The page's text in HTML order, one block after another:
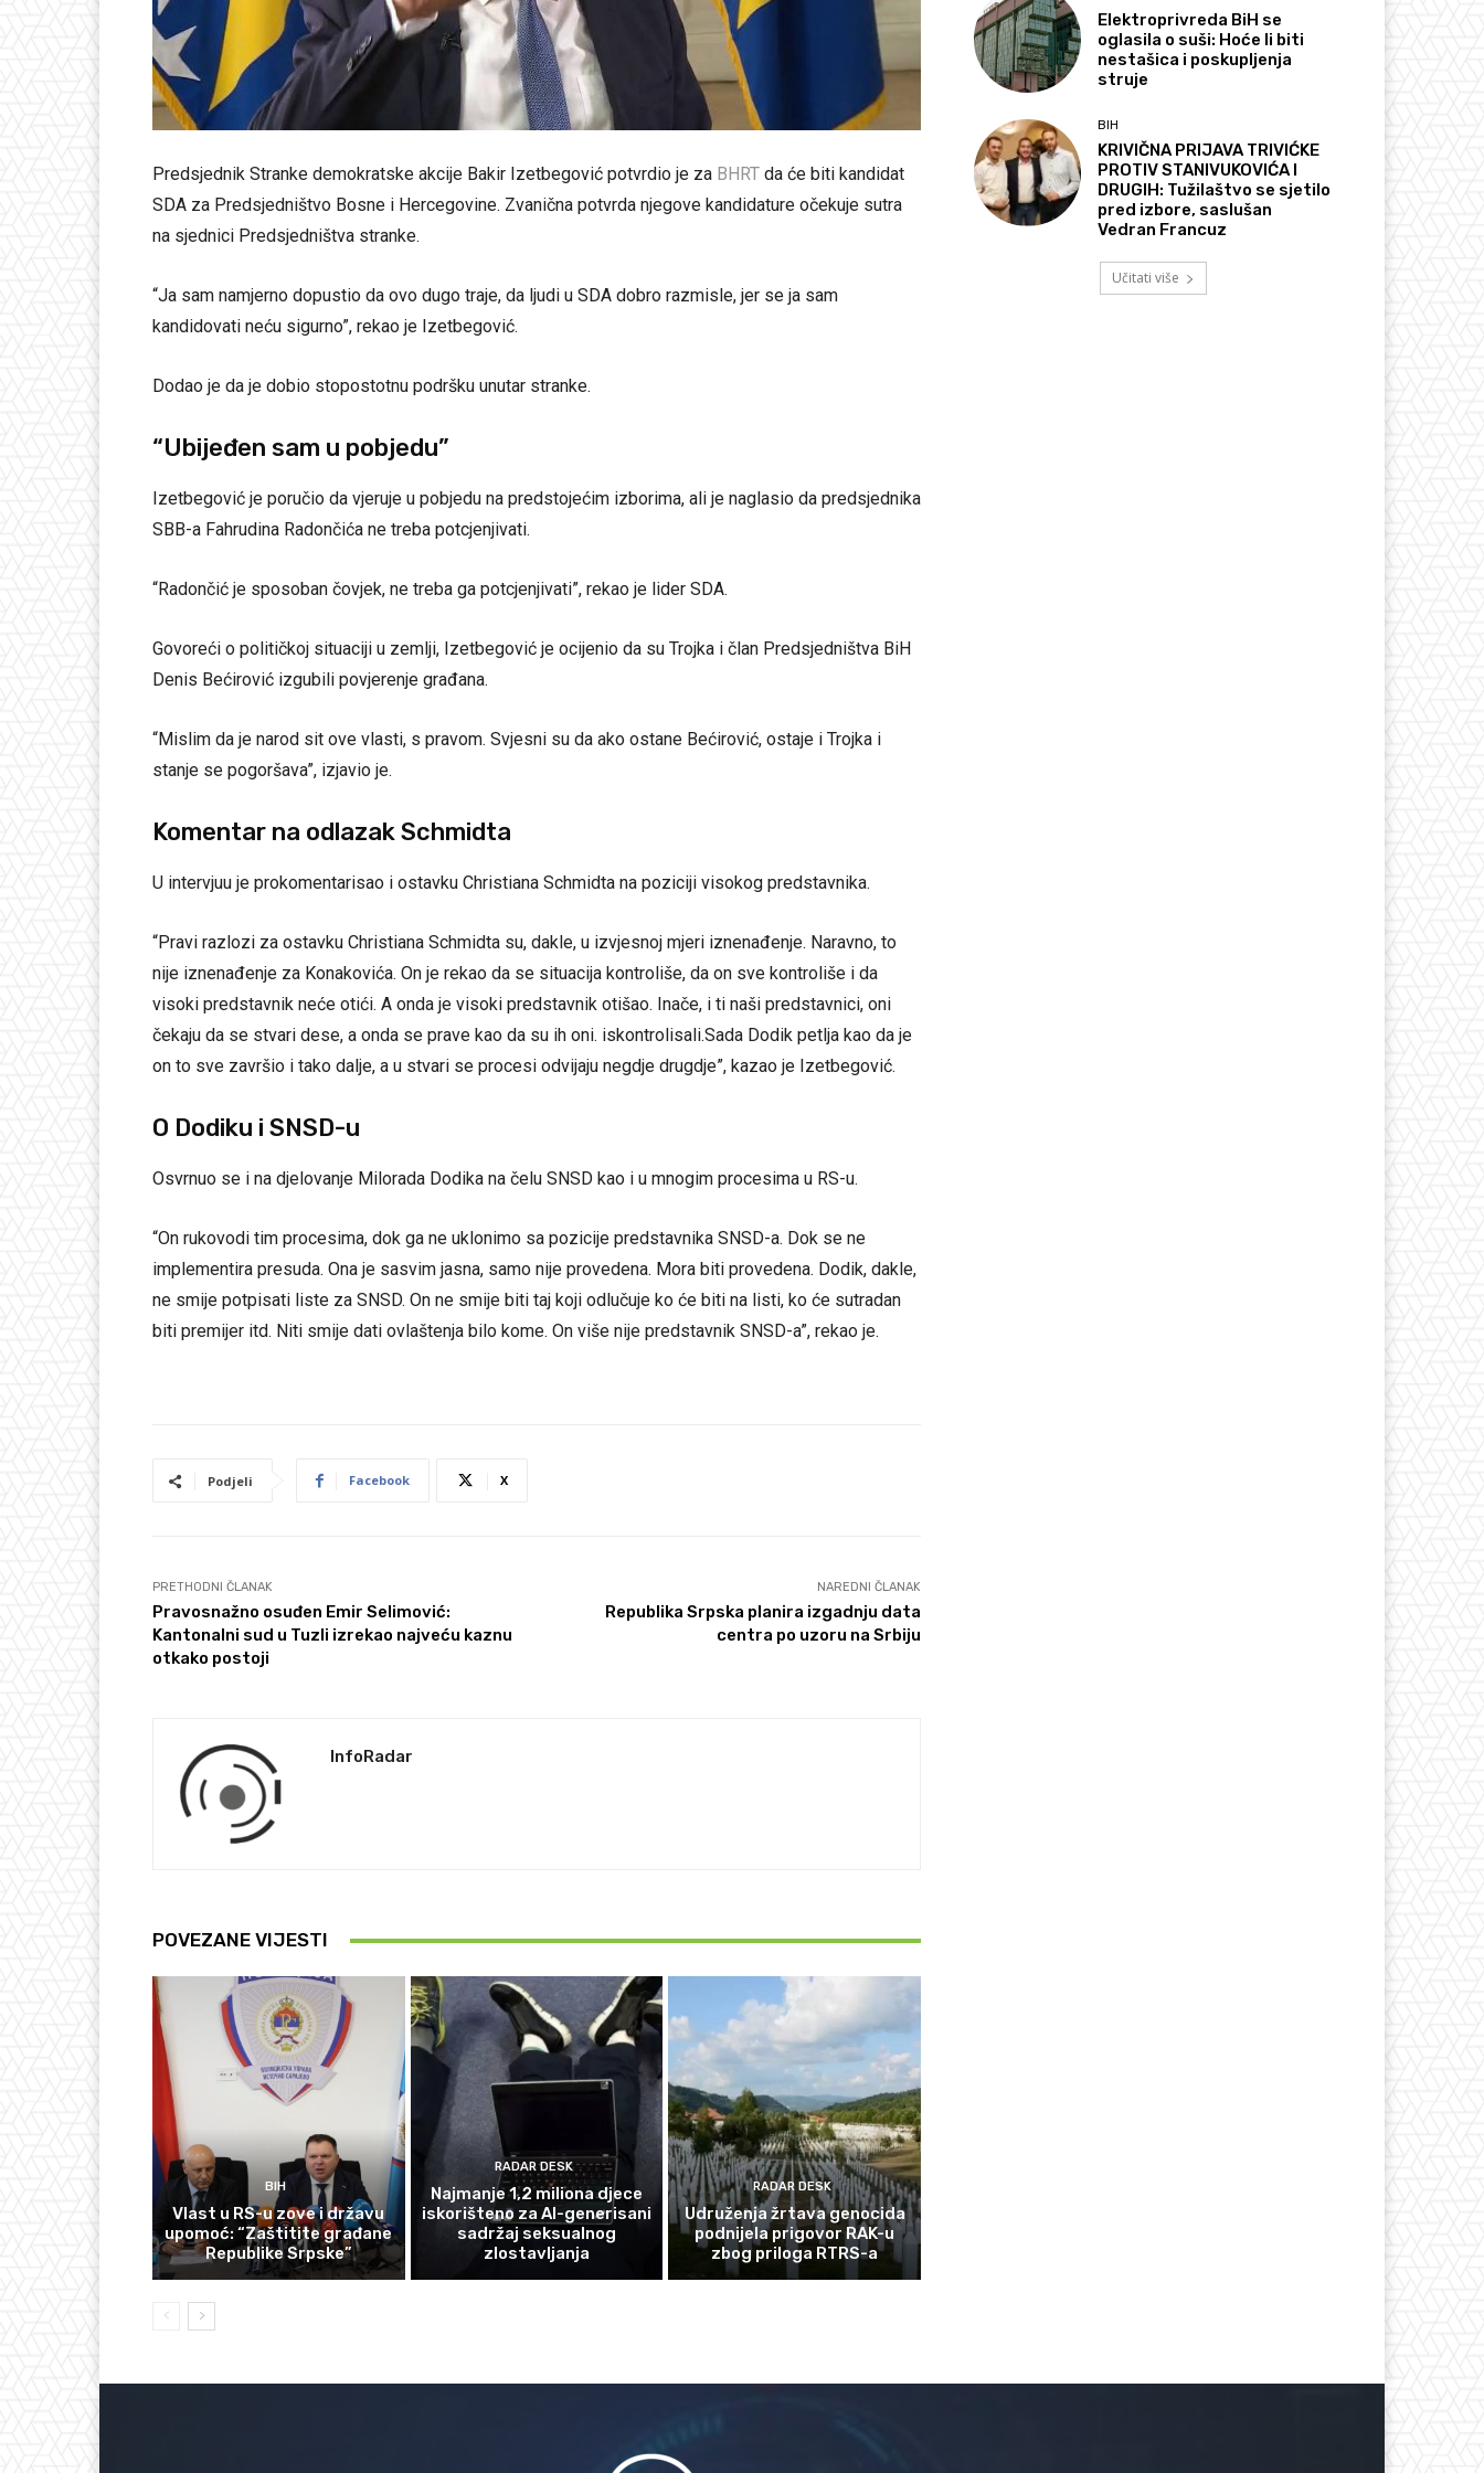
Predsjednik Stranke demokratske akcije Bakir Izetbegović potvrdio je za BHRT da će biti kandidat
SDA za Predsjedništvo Bosne i Hercegovine. Zvanična potvrda njegove kandidature očekuje sutra
na sjednici Predsjedništva stranke.
“Ja sam namjerno dopustio da ovo dugo traje, da ljudi u SDA dobro razmisle, jer se ja sam
kandidovati neću sigurno”, rekao je Izetbegović.
Dodao je da je dobio stopostotnu podršku unutar stranke.
“Ubijeđen sam u pobjedu”
Izetbegović je poručio da vjeruje u pobjedu na predstojećim izborima, ali je naglasio da predsjednika
SBB-a Fahrudina Radončića ne treba potcjenjivati.
“Radončić je sposoban čovjek, ne treba ga potcjenjivati”, rekao je lider SDA.
Govoreći o političkoj situaciji u zemlji, Izetbegović je ocijenio da su Trojka i član Predsjedništva BiH
Denis Bećirović izgubili povjerenje građana.
“Mislim da je narod sit ove vlasti, s pravom. Svjesni su da ako ostane Bećirović, ostaje i Trojka i
stanje se pogoršava”, izjavio je.
Komentar na odlazak Schmidta
U intervjuu je prokomentarisao i ostavku Christiana Schmidta na poziciji visokog predstavnika.
“Pravi razlozi za ostavku Christiana Schmidta su, dakle, u izvjesnoj mjeri iznenađenje. Naravno, to
nije iznenađenje za Konakovića. On je rekao da se situacija kontroliše, da on sve kontroliše i da
visoki predstavnik neće otići. A onda je visoki predstavnik otišao. Inače, i ti naši predstavnici, oni
čekaju da se stvari dese, a onda se prave kao da su ih oni. iskontrolisali.Sada Dodik petlja kao da je
on to sve završio i tako dalje, a u stvari se procesi odvijaju negdje drugdje”, kazao je Izetbegović.
O Dodiku i SNSD-u
Osvrnuo se i na djelovanje Milorada Dodika na čelu SNSD kao i u mnogim procesima u RS-u.
“On rukovodi tim procesima, dok ga ne uklonimo sa pozicije predstavnika SNSD-a. Dok se ne
implementira presuda. Ona je sasvim jasna, samo nije provedena. Mora biti provedena. Dodik, dakle,
ne smije potpisati liste za SNSD. On ne smije biti taj koji odlučuje ko će biti na listi, ko će sutradan
biti premijer itd. Niti smije dati ovlaštenja bilo kome. On više nije predstavnik SNSD-a”, rekao je.
Podjeli Facebook X
PRETHODNI ČLANAK
Pravosnažno osuđen Emir Selimović:
Kantonalni sud u Tuzli izrekao najveću kaznu
otkako postoji
NAREDNI ČLANAK
Republika Srpska planira izgadnju data
centra po uzoru na Srbiju
InfoRadar
POVEZANE VIJESTI
BIH
Vlast u RS-u zove i državu
upomoć: “Zaštitite građane
Republike Srpske”
RADAR DESK
Najmanje 1,2 miliona djece
iskorišteno za AI-generisani
sadržaj seksualnog
zlostavljanja
RADAR DESK
Udruženja žrtava genocida
podnijela prigovor RAK-u
zbog priloga RTRS-a
Elektroprivreda BiH se
oglasila o suši: Hoće li biti
nestašica i poskupljenja
struje
BIH
KRIVIČNA PRIJAVA TRIVIĆKE
PROTIV STANIVUKOVIĆA I
DRUGIH: Tužilaštvo se sjetilo
pred izbore, saslušan
Vedran Francuz
Učitati više